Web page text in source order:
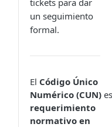
tickets para dar
un seguimiento
formal.
El Código Único
Numérico (CUN)
requerimiento
normativo en